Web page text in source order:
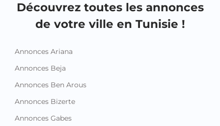
Découvrez toutes les annonces
de votre ville en Tunisie !
Annonces Ariana
Annonces Beja
Annonces Ben Arous
Annonces Bizerte
Annonces Gabes